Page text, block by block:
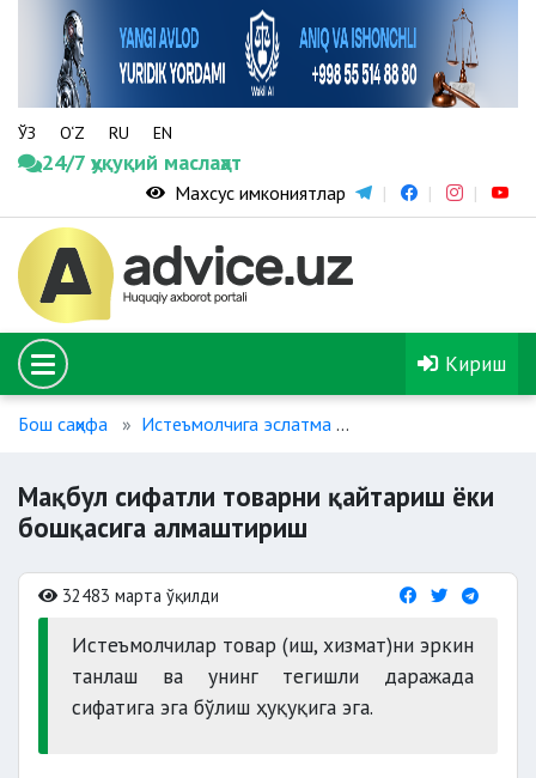
ЎЗ O‘Z RU EN
24/7 ҳуқуқий маслаҳат
Махсус имкониятлар
Кириш
Бош саҳифа Истеъмолчига эслатма
Мақбул сифатли товарни қайтариш ёки
бошқасига алмаштириш
32483 марта ўқилди
Истеъмолчилар товар (иш, хизмат)ни эркин
танлаш ва унинг тегишли даражада
сифатига эга бўлиш ҳуқуқига эга.